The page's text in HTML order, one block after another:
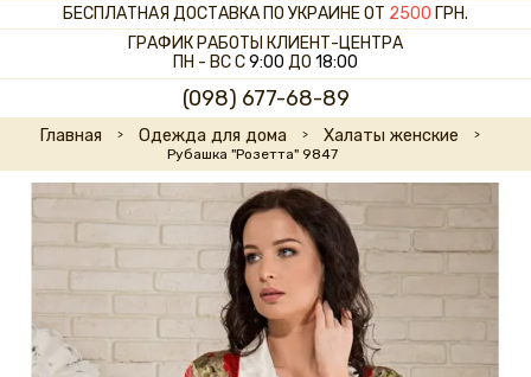
БЕСПЛАТНАЯ ДОСТАВКА ПО УКРАИНЕ ОТ 2500 ГРН.
ГРАФИК РАБОТЫ КЛИЕНТ-ЦЕНТРА
ПН - ВС С9:00 ДО 18:00
(098) 677-68-89
Главная Одежда для дома Халаты женские
Рубашка "Розетта" 9847